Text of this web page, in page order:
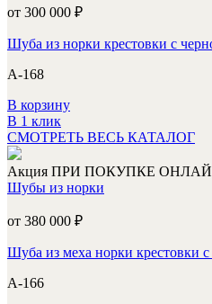
от 300 000 ₽
Шуба из норки крестовки с
А-168
В корзину
В 1 клик
СМОТРЕТЬ ВЕСЬ КАТАЛОГ
Акция ПРИ ПОКУПКЕ
Шубы из норки
от 380 000 ₽
Шуба из меха норки крестовки
А-166